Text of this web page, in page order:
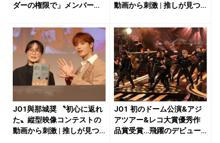
ダーの権限で」メンバー連
動画から刺激 | 推しが見つ...
JO1與那城奨 〝初心に返れ
た〟縦型映像コンテストの
動画から刺激 | 推しが見つ...
JO1 初のドーム公演&アジ
アツアー&レコ大賞優秀作
品賞受賞…飛躍のデビュー4